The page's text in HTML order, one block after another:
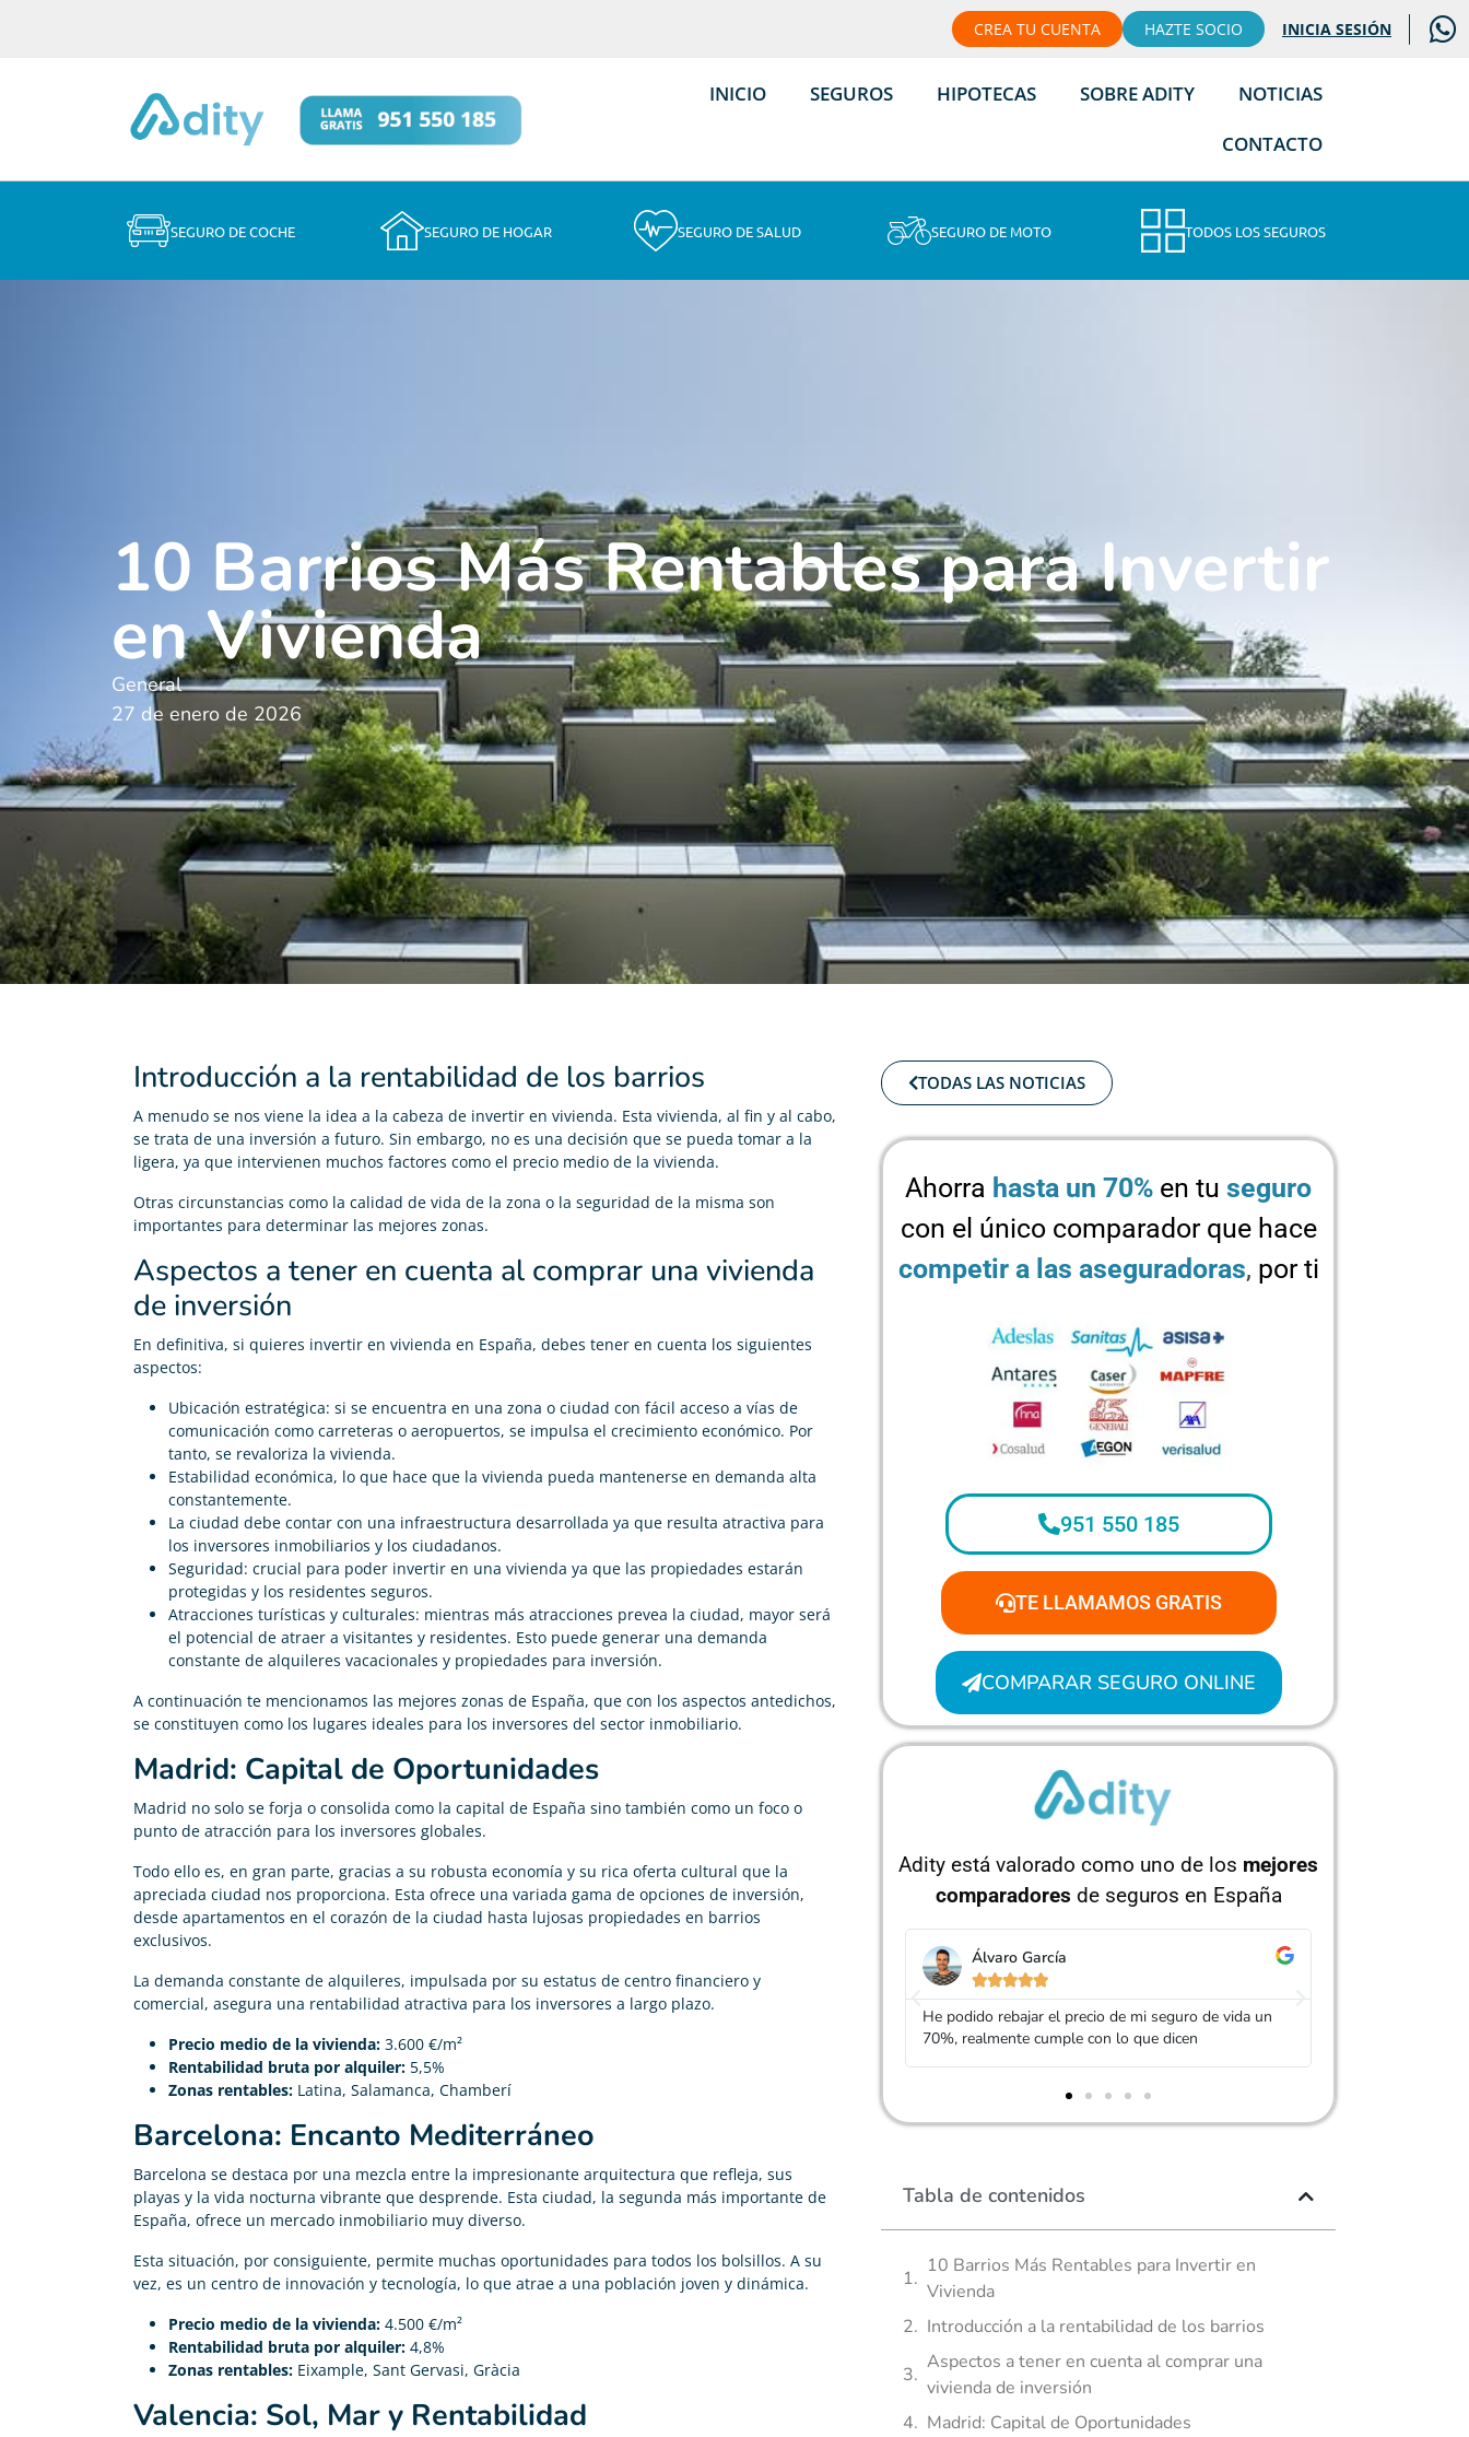
CREA TU CUENTA HAZTE SOCIO INICIA SESIÓN
INICIO SEGUROS HIPOTECAS SOBRE ADITY
NOTICIAS
CONTACTO
SEGURO DE COCHE SEGURO DE HOGAR SEGURO DE SALUD SEGURO DE MOTO TODOS LOS SEGUROS
10 Barrios Más Rentables para Invertir
en Vivienda
General
27 de enero de 2026
Introducción a la rentabilidad de los barrios
A menudo se nos viene la idea a la cabeza de invertir en vivienda. Esta vivienda, al fin y al cabo,
se trata de una inversión a futuro. Sin embargo, no es una decisión que se pueda tomar a la
ligera, ya que intervienen muchos factores como el precio medio de la vivienda.
Otras circunstancias como la calidad de vida de la zona o la seguridad de la misma son
importantes para determinar las mejores zonas.
Aspectos a tener en cuenta al comprar una vivienda
de inversión
En definitiva, si quieres invertir en vivienda en España, debes tener en cuenta los siguientes
aspectos:
Ubicación estratégica: si se encuentra en una zona o ciudad con fácil acceso a vías de
comunicación como carreteras o aeropuertos, se impulsa el crecimiento económico. Por
tanto, se revaloriza la vivienda.
Estabilidad económica, lo que hace que la vivienda pueda mantenerse en demanda alta
constantemente.
La ciudad debe contar con una infraestructura desarrollada ya que resulta atractiva para
los inversores inmobiliarios y los ciudadanos.
Seguridad: crucial para poder invertir en una vivienda ya que las propiedades estarán
protegidas y los residentes seguros.
Atracciones turísticas y culturales: mientras más atracciones prevea la ciudad, mayor será
el potencial de atraer a visitantes y residentes. Esto puede generar una demanda
constante de alquileres vacacionales y propiedades para inversión.
A continuación te mencionamos las mejores zonas de España, que con los aspectos antedichos,
se constituyen como los lugares ideales para los inversores del sector inmobiliario.
Madrid: Capital de Oportunidades
Madrid no solo se forja o consolida como la capital de España sino también como un foco o
punto de atracción para los inversores globales.
Todo ello es, en gran parte, gracias a su robusta economía y su rica oferta cultural que la
apreciada ciudad nos proporciona. Esta ofrece una variada gama de opciones de inversión,
desde apartamentos en el corazón de la ciudad hasta lujosas propiedades en barrios
exclusivos.
La demanda constante de alquileres, impulsada por su estatus de centro financiero y
comercial, asegura una rentabilidad atractiva para los inversores a largo plazo.
Precio medio de la vivienda: 3.600 €/m²
Rentabilidad bruta por alquiler: 5,5%
Zonas rentables: Latina, Salamanca, Chamberí
Barcelona: Encanto Mediterráneo
Barcelona se destaca por una mezcla entre la impresionante arquitectura que refleja, sus
playas y la vida nocturna vibrante que desprende. Esta ciudad, la segunda más importante de
España, ofrece un mercado inmobiliario muy diverso.
Esta situación, por consiguiente, permite muchas oportunidades para todos los bolsillos. A su
vez, es un centro de innovación y tecnología, lo que atrae a una población joven y dinámica.
Precio medio de la vivienda: 4.500 €/m²
Rentabilidad bruta por alquiler: 4,8%
Zonas rentables: Eixample, Sant Gervasi, Gràcia
Valencia: Sol, Mar y Rentabilidad
TODAS LAS NOTICIAS
Ahorra hasta un 70% en tu seguro
con el único comparador que hace
competir a las aseguradoras, por ti
951 550 185
TE LLAMAMOS GRATIS
COMPARAR SEGURO ONLINE
Adity está valorado como uno de los mejores
comparadores de seguros en España
 
Me he pasado de mi antigua compañía y ahora pago
200€ menos en mi seguro de vida
  
He podido rebajar el precio de mi seguro de vida un
Jorge Pérez

Gracias Adity por ayudarme a conseguir un seguro
mucho más barato que el anterior
Tabla de contenidos
10 Barrios Más Rentables para Invertir en
Vivienda
Introducción a la rentabilidad de los barrios
Aspectos a tener en cuenta al comprar una
vivienda de inversión
Madrid: Capital de Oportunidades